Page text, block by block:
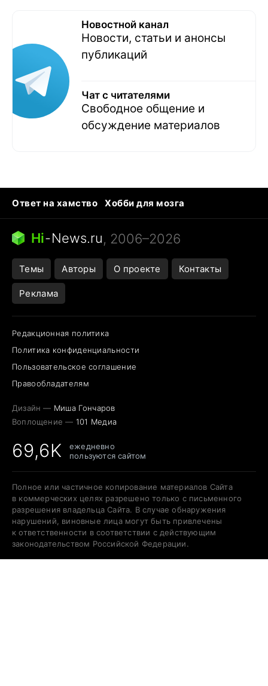
Новостной канал
Новости, статьи и анонсы
публикаций
Чат с читателями
Свободное общение и
обсуждение материалов
Ответ на хамство
Хобби для мозга
Бензин 100 vs 95
Тунцы в океанариуме
Следующая пандемия
Hi-News.ru, 2006–2026
Темы Авторы О проекте Контакты
Реклама
Редакционная политика
Политика конфиденциальности
Пользовательское соглашение
Правообладателям
Дизайн — Миша Гончаров
Воплощение — 101 Медиа
69,6K
ежедневно
пользуются сайтом
Полное или частичное копирование материалов Сайта
в коммерческих целях разрешено только с письменного
разрешения владельца Сайта. В случае обнаружения
нарушений, виновные лица могут быть привлечены
к ответственности в соответствии с действующим
законодательством Российской Федерации.